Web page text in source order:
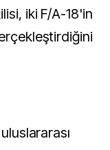
iki F/A-18'in